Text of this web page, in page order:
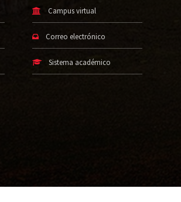
Campus virtual
Correo electrónico
Sistema académico